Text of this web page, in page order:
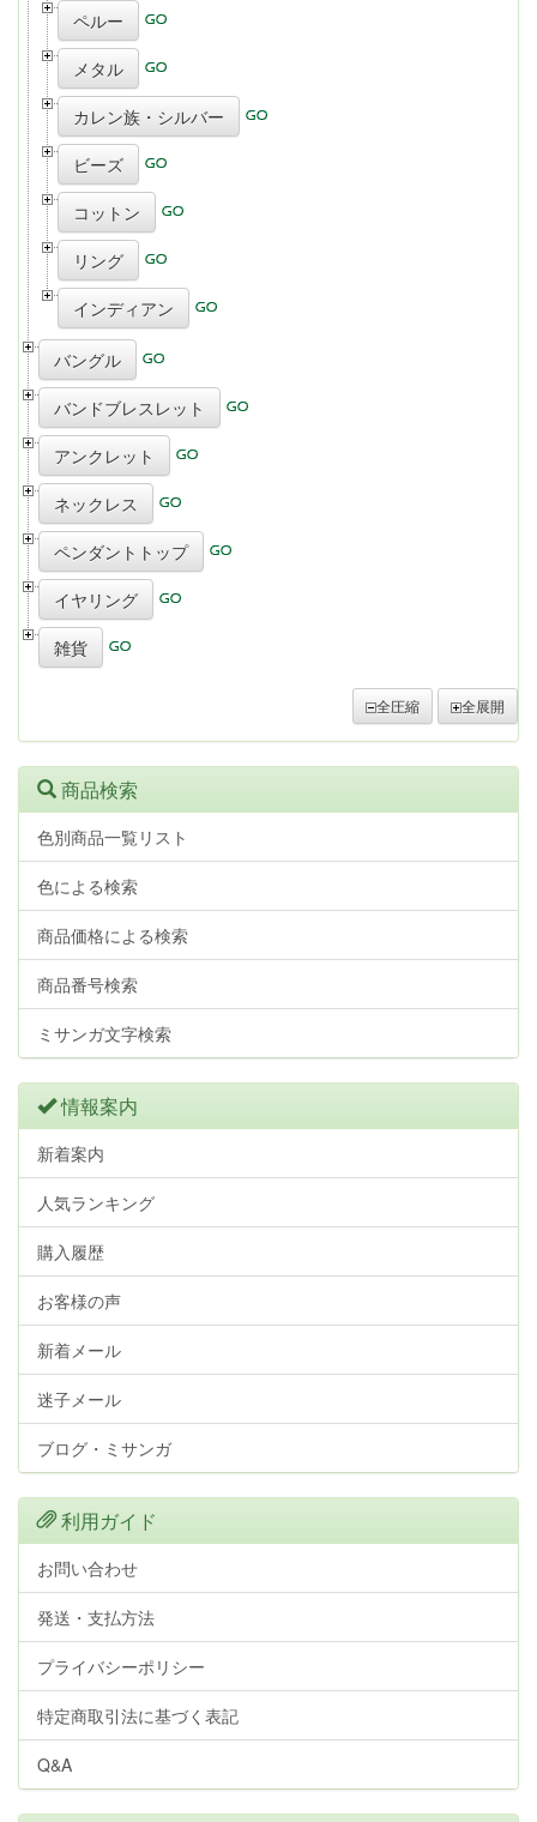
ペルー
メタル
カレン族・シルバー
ビーズ
コットン
リング
インディアン
バングル
バンドブレスレット
アンクレット
ネックレス
ペンダントトップ
イヤリング
雑貨
全圧縮 全展開
商品検索
色別商品一覧リスト
色による検索
商品価格による検索
商品番号検索
ミサンガ文字検索
情報案内
新着案内
人気ランキング
購入履歴
お客様の声
新着メール
迷子メール
ブログ・ミサンガ
利用ガイド
お問い合わせ
発送・支払方法
プライバシーポリシー
特定商取引法に基づく表記
Q&A